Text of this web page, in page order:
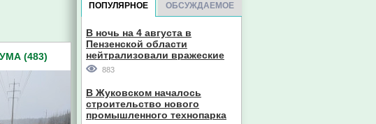
(483)
ПОПУЛЯРНОЕ ОБСУЖДАЕМОЕ
В ночь на 4 августа в
Пензенской области
нейтрализовали вражеские
дроны
883
В Жуковском началось
строительство нового
промышленного технопарка